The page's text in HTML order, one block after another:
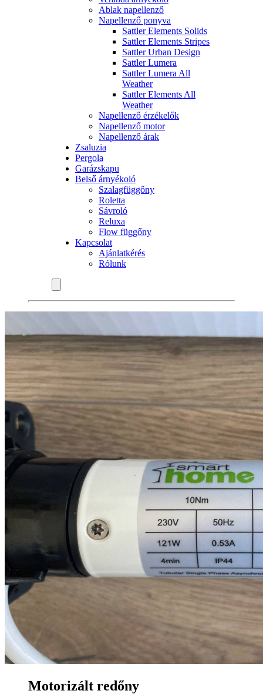
Ablak napellenző
Napellenző ponyva
Sattler Elements Solids
Sattler Elements Stripes
Sattler Urban Design
Sattler Lumera
Sattler Lumera All
Weather
Sattler Elements All
Weather
Napellenző érzékelők
Napellenző motor
Napellenző árak
Zsaluzia
Pergola
Garázskapu
Belső árnyékoló
Szalagfüggőny
Roletta
Sávroló
Reluxa
Flow függőny
Kapcsolat
Ajánlatkérés
Rólunk
Motorizált redőny